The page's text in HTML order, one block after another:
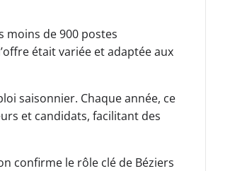
moins de 900 postes
était variée et adaptée aux
saisonnier. Chaque année, ce
et candidats, facilitant des
confirme le rôle clé de Béziers